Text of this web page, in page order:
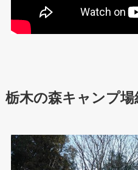
栃木の森キャンプ場